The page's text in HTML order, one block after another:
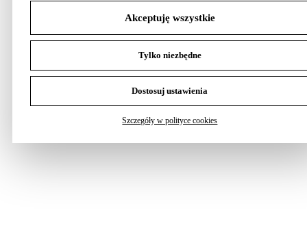
Akceptuję wszystkie
Tylko niezbędne
Dostosuj ustawienia
Szczegóły w polityce cookies